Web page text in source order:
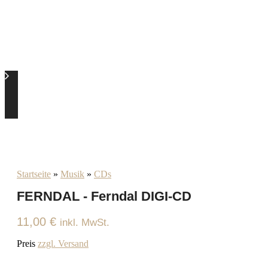
Startseite » Musik » CDs
FERNDAL - Ferndal DIGI-CD
11,00 € inkl. MwSt.
Preis zzgl. Versand